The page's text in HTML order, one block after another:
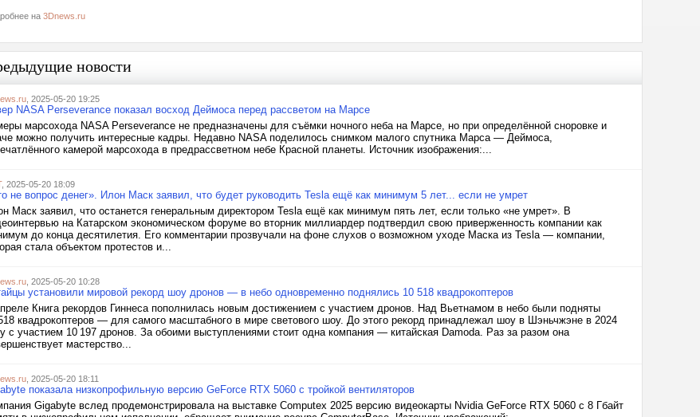
на 3Dnews.ru
новости
, 2025-05-20 19:25
NASA Perseverance показал восход Деймоса перед рассветом на Марсе
марсохода NASA Perseverance не предназначены для съёмки ночного неба на Марсе, но при определённой сноровке и
можно получить интересные кадры. Недавно NASA поделилось снимком малого спутника Марса — Деймоса,
камерой марсохода в предрассветном небе Красной планеты. Источник изображения:...
, 2025-05-20 18:09
не вопрос денег». Илон Маск заявил, что будет руководить Tesla ещё как минимум 5 лет... если не умрет
Маск заявил, что останется генеральным директором Tesla ещё как минимум пять лет, если только «не умрет». В
на Катарском экономическом форуме во вторник миллиардер подтвердил свою приверженность компании как
до конца десятилетия. Его комментарии прозвучали на фоне слухов о возможном уходе Маска из Tesla — компании,
стала объектом протестов и...
, 2025-05-20 10:28
установили мировой рекорд шоу дронов — в небо одновременно поднялись 10 518 квадрокоптеров
Книга рекордов Гиннеса пополнилась новым достижением с участием дронов. Над Вьетнамом в небо были подняты
квадрокоптеров — для самого масштабного в мире светового шоу. До этого рекорд принадлежал шоу в Шэньчжэне в 2024
с участием 10 197 дронов. За обоими выступлениями стоит одна компания — китайская Damoda. Раз за разом она
мастерство...
, 2025-05-20 18:11
показала низкопрофильную версию GeForce RTX 5060 с тройкой вентиляторов
Gigabyte вслед продемонстрировала на выставке Computex 2025 версию видеокарты Nvidia GeForce RTX 5060 с 8 Гбайт